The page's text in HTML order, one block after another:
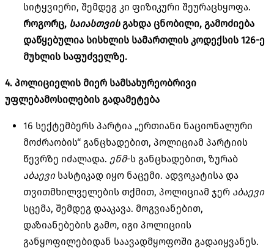
სიტყვიერი, შემდეგ კი ფიზიკური შეურაცხყოფა.
როგორც, საიასთვისგახდა ცნობილი, გამოძიება
დაწყებულია სისხლის სამართლის კოდექსის 126-ე
მუხლის საფუძველზე.
4. პოლიციელის მიერ სამსახურეობრივი
უფლებამოსილების გადამეტება
16 სექტემბერს პარტია „ერთიანი ნაციონალური
მოძრაობის“ განცხადებით, პოლიციამ პარტიის
წევრზე იძალადა. ენმ-ს განცხადებით, ზურაბ
აბაევი სასტიკად იყო ნაცემი. ადვოკატისა და
თვითმხილველების თქმით, პოლიციამ ჯერ აბაევი
სცემა, შემდეგ დააკავა. მოგვიანებით,
დაზიანებების გამო, იგი პოლიციის
განყოფილებიდან საავადმყოფოში გადაიყვანეს.